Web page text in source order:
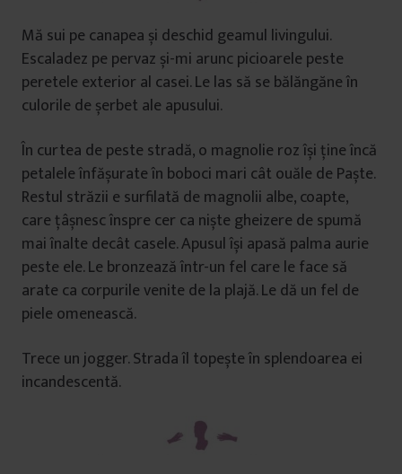
Mă sui pe canapea și deschid geamul livingului.
Escaladez pe pervaz și-mi arunc picioarele peste
peretele exterior al casei. Le las să se bălăngăne în
culorile de șerbet ale apusului.
În curtea de peste stradă, o magnolie roz își ține încă
petalele înfășurate în boboci mari cât ouăle de Paște.
Restul străzii e surfilată de magnolii albe, coapte,
care țâșnesc înspre cer ca niște gheizere de spumă
mai înalte decât casele. Apusul își apasă palma aurie
peste ele. Le bronzează într-un fel care le face să
arate ca corpurile venite de la plajă. Le dă un fel de
piele omenească.
Trece un jogger. Strada îl topește în splendoarea ei
incandescentă.